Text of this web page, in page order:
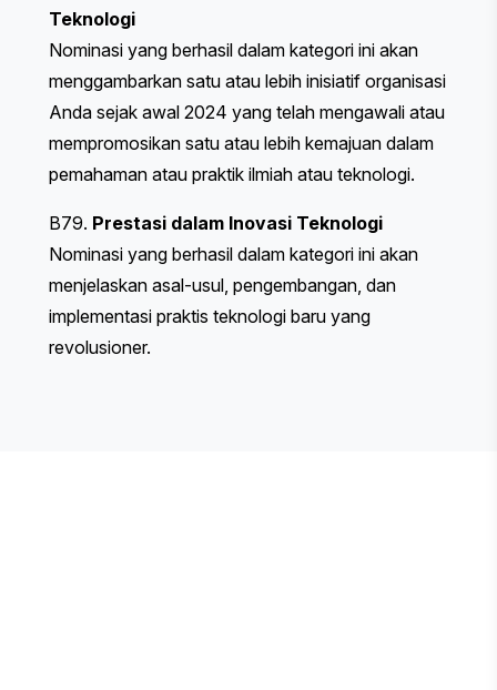
Teknologi
Nominasi yang berhasil dalam kategori ini akan
menggambarkan satu atau lebih inisiatif organisasi
Anda sejak awal 2024 yang telah mengawali atau
mempromosikan satu atau lebih kemajuan dalam
pemahaman atau praktik ilmiah atau teknologi.
B79. Prestasi dalam Inovasi Teknologi
Nominasi yang berhasil dalam kategori ini akan
menjelaskan asal-usul, pengembangan, dan
implementasi praktis teknologi baru yang
revolusioner.